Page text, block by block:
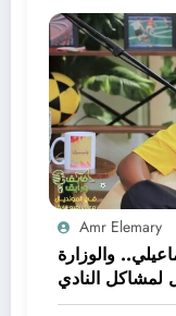
Amr Elemary
والوزارة
النادي